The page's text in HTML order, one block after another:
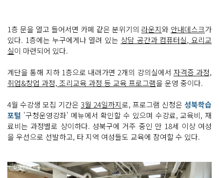
1층 문을 열고 들어서면 카페 같은 분위기의 라운지와 안내데스크가
있다. 1층에는 누구에게나 열려 있는 상담 공간과 컴퓨터실, 요리교
실이 마련되어 있다.
계단을 통해 지하 1층으로 내려가면 2개의 강의실에서 자격증 과정,
취업&창업 과정, 조리교육 과정 등 교육 프로그램을 운영 중이다.
4월 수강생 모집 기간은 3월 24일까지로, 프로그램 신청은 성북학습
포털 '구청운영강좌' 메뉴에서 확인할 수 있으며 수강료, 교육비, 재
료비는 과정별로 상이하다. 성북구에 거주 중인 만 18세 이상 여성
을 우선으로 선발하고, 타 지역 여성들도 교육에 참여할 수 있다.